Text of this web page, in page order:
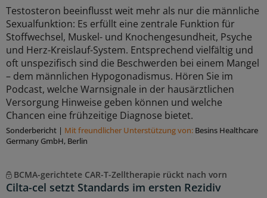
Testosteron beeinflusst weit mehr als nur die männliche
Sexualfunktion: Es erfüllt eine zentrale Funktion für
Stoffwechsel, Muskel- und Knochengesundheit, Psyche
und Herz-Kreislauf-System. Entsprechend vielfältig und
oft unspezifisch sind die Beschwerden bei einem Mangel
– dem männlichen Hypogonadismus. Hören Sie im
Podcast, welche Warnsignale in der hausärztlichen
Versorgung Hinweise geben können und welche
Chancen eine frühzeitige Diagnose bietet.
Sonderbericht | Mit freundlicher Unterstützung von: Besins Healthcare
Germany GmbH, Berlin
BCMA-gerichtete CAR-T-Zelltherapie rückt nach vorn
Cilta-cel setzt Standards im ersten Rezidiv